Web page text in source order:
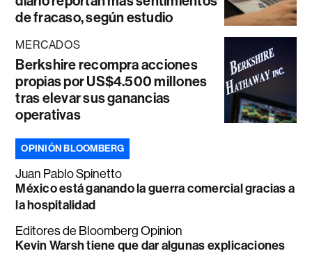
de fracaso, según estudio
MERCADOS
Berkshire recompra acciones
propias por US$4.500 millones
tras elevar sus ganancias
operativas
OPINIÓN BLOOMBERG
Juan Pablo Spinetto
México está ganando la guerra comercial gracias a
la hospitalidad
Editores de Bloomberg Opinion
Kevin Warsh tiene que dar algunas explicaciones